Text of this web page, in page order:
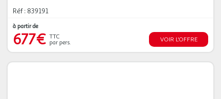
Réf : 839191
à partir de
677€ TTC
par pers.
VOIR L'OFFRE